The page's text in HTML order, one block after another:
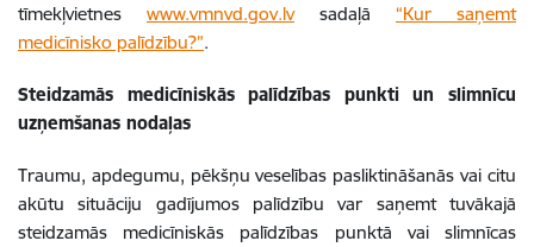
tīmekļvietnes www.vmnvd.gov.lvsadaļā “Kur saņemt
medicīnisko palīdzību?”.
Steidzamās medicīniskās palīdzības punkti un slimnīcu
uzņemšanas nodaļas
Traumu, apdegumu, pēkšņu veselības pasliktināšanās vai citu
akūtu situāciju gadījumos palīdzību var saņemt tuvākajā
steidzamās medicīniskās palīdzības punktā vai slimnīcas